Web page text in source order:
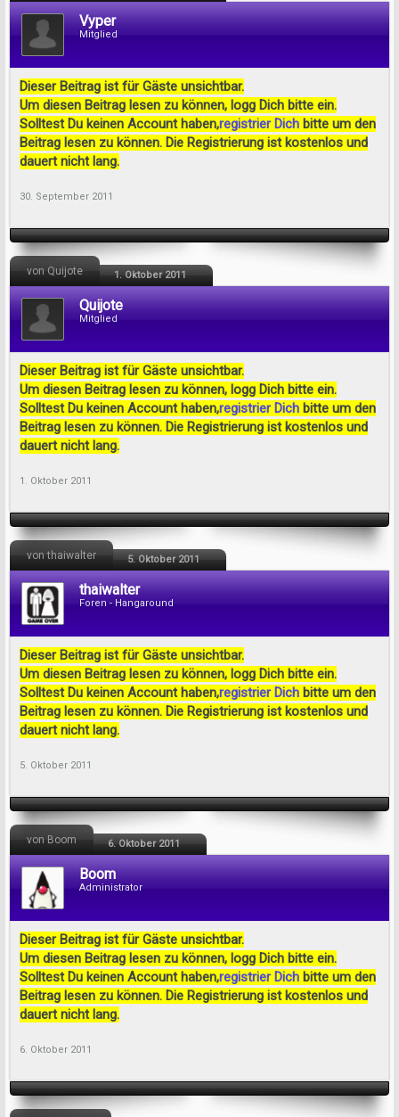
Vyper
Mitglied
Dieser Beitrag ist für Gäste unsichtbar.
Um diesen Beitrag lesen zu können, logg Dich bitte ein.
Solltest Du keinen Account haben,registrier Dich bitte um den
Beitrag lesen zu können. Die Registrierung ist kostenlos und
dauert nicht lang.
30. September 2011
von Quijote 1. Oktober 2011
Quijote
Mitglied
Dieser Beitrag ist für Gäste unsichtbar.
Um diesen Beitrag lesen zu können, logg Dich bitte ein.
Solltest Du keinen Account haben,registrier Dich bitte um den
Beitrag lesen zu können. Die Registrierung ist kostenlos und
dauert nicht lang.
1. Oktober 2011
von thaiwalter 5. Oktober 2011
thaiwalter
Foren - Hangaround
Dieser Beitrag ist für Gäste unsichtbar.
Um diesen Beitrag lesen zu können, logg Dich bitte ein.
Solltest Du keinen Account haben,registrier Dich bitte um den
Beitrag lesen zu können. Die Registrierung ist kostenlos und
dauert nicht lang.
5. Oktober 2011
von Boom 6. Oktober 2011
Boom
Administrator
Dieser Beitrag ist für Gäste unsichtbar.
Um diesen Beitrag lesen zu können, logg Dich bitte ein.
Solltest Du keinen Account haben,registrier Dich bitte um den
Beitrag lesen zu können. Die Registrierung ist kostenlos und
dauert nicht lang.
6. Oktober 2011